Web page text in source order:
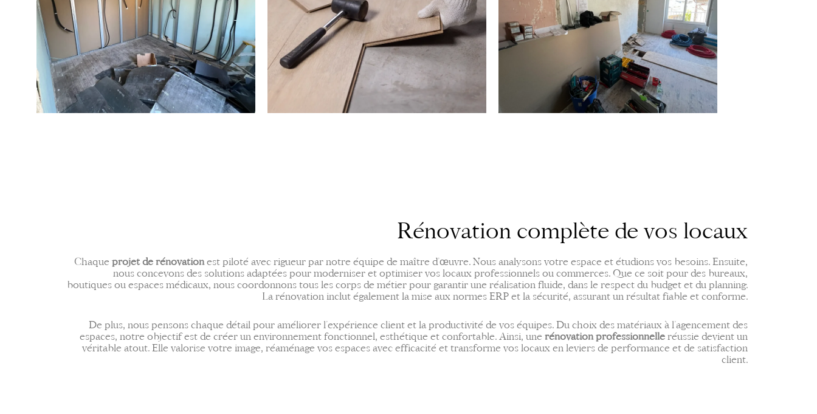
Rénovation complète de vos locaux
Chaque projet de rénovationest piloté avec rigueur par notre équipe de maître d’œuvre. Nous analysons votre espace et étudions vos besoins. Ensuite,
nous concevons des solutions adaptées pour moderniser et optimiser vos locaux professionnels ou commerces. Que ce soit pour des bureaux,
boutiques ou espaces médicaux, nous coordonnons tous les corps de métier pour garantir une réalisation fluide, dans le respect du budget et du planning.
La rénovation inclut également la mise aux normes ERP et la sécurité, assurant un résultat fiable et conforme.
De plus, nous pensons chaque détail pour améliorer l’expérience client et la productivité de vos équipes. Du choix des matériaux à l’agencement des
espaces, notre objectif est de créer un environnement fonctionnel, esthétique et confortable. Ainsi, une rénovation professionnelleréussie devient un
véritable atout. Elle valorise votre image, réaménage vos espaces avec efficacité et transforme vos locaux en leviers de performance et de satisfaction
client.